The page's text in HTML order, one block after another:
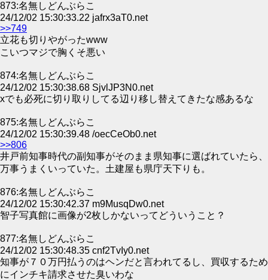
873:名無しどんぶらこ
24/12/02 15:30:33.22 jafrx3aT0.net
>>749
立花も切りやがったwww
こいつマジで胸くそ悪い
874:名無しどんぶらこ
24/12/02 15:30:38.68 SjvlJP3N0.net
xでも必死に切り取りしてる辺り移し替えてきたな感あるな
875:名無しどんぶらこ
24/12/02 15:30:39.48 /oecCeOb0.net
>>806
井戸前知事時代の副知事がそのまま県知事に選ばれていたら、
万事うまくいっていた。土建屋も県庁天下りも。
876:名無しどんぶらこ
24/12/02 15:30:42.37 m9MusqDw0.net
智子写真館に画像が2枚しかないってどういうこと？
877:名無しどんぶらこ
24/12/02 15:30:48.35 cnf2TvIy0.net
知事が７０万円払うのはヘンだと言われてるし、買収するため
にインチキ請求させた臭いわな